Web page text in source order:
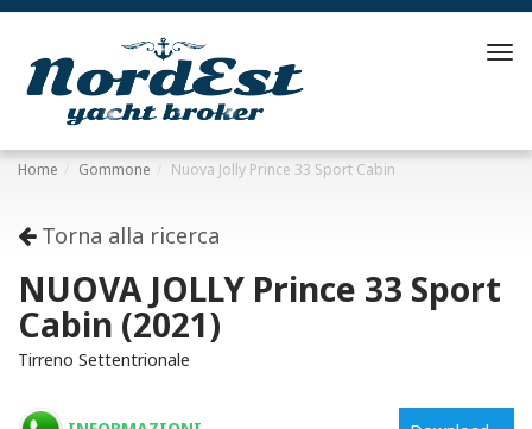
Home Gommone Nuova Jolly Prince 33 Sport Cabin
Torna alla ricerca
NUOVA JOLLY Prince 33 Sport
Cabin (2021)
Tirreno Settentrionale